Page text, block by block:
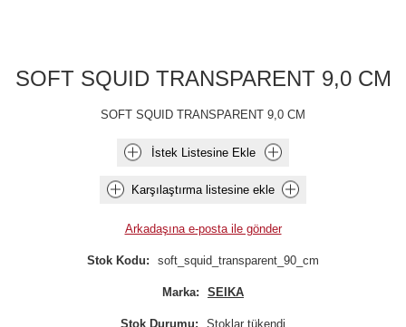
SOFT SQUID TRANSPARENT 9,0 CM
SOFT SQUID TRANSPARENT 9,0 CM
İstek Listesine Ekle
Karşılaştırma listesine ekle
Arkadaşına e-posta ile gönder
Stok Kodu: soft_squid_transparent_90_cm
Marka: SEIKA
Stok Durumu: Stoklar tükendi